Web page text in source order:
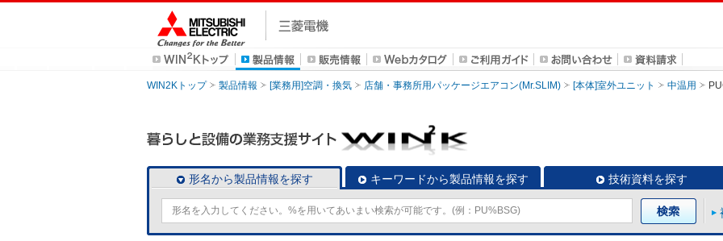
WIN2Kトップ 製品情報 [業務用]空調・換気 店舗・事務所用パッケージエアコン(Mr.SLIM) [本体]室外ユニット 中温用
形名から製品情報を探す キーワードから製品情報を探す 技術資料を探す